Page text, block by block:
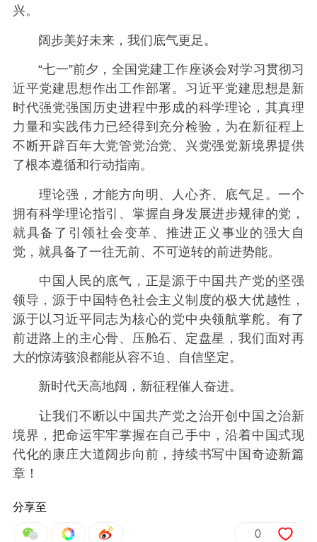
兴。
阔步美好未来，我们底气更足。
“七一”前夕，全国党建工作座谈会对学习贯彻习
近平党建思想作出工作部署。习近平党建思想是新
时代强党强国历史进程中形成的科学理论，其真理
力量和实践伟力已经得到充分检验，为在新征程上
不断开辟百年大党管党治党、兴党强党新境界提供
了根本遵循和行动指南。
理论强，才能方向明、人心齐、底气足。一个
拥有科学理论指引、掌握自身发展进步规律的党，
就具备了引领社会变革、推进正义事业的强大自
觉，就具备了一往无前、不可逆转的前进势能。
中国人民的底气，正是源于中国共产党的坚强
领导，源于中国特色社会主义制度的极大优越性，
源于以习近平同志为核心的党中央领航掌舵。有了
前进路上的主心骨、压舱石、定盘星，我们面对再
大的惊涛骇浪都能从容不迫、自信坚定。
新时代天高地阔，新征程催人奋进。
让我们不断以中国共产党之治开创中国之治新
境界，把命运牢牢掌握在自己手中，沿着中国式现
代化的康庄大道阔步向前，持续书写中国奇迹新篇
章！
分享至
0